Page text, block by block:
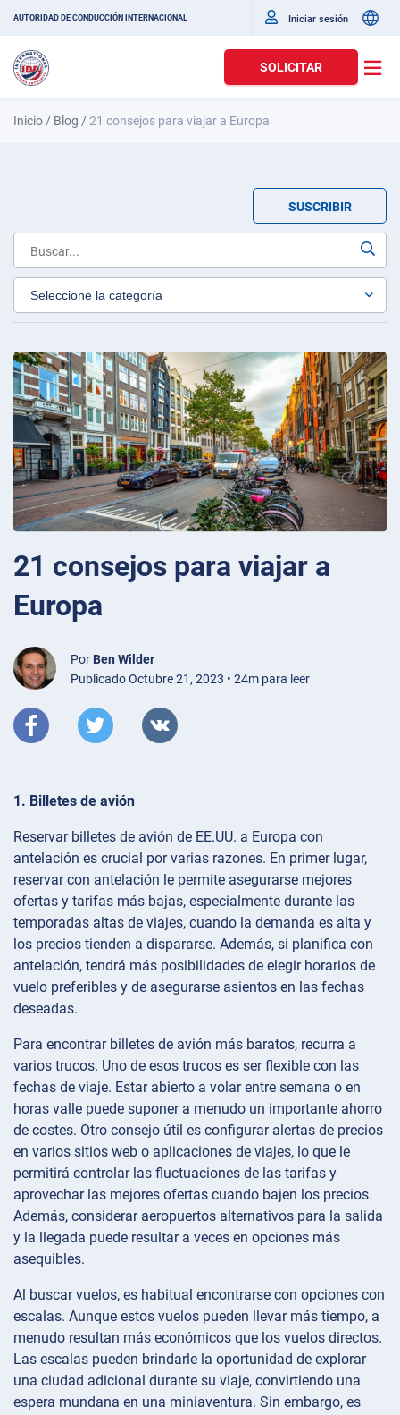
AUTORIDAD DE CONDUCCIÓN INTERNACIONAL Iniciar sesión
SOLICITAR
Inicio / Blog /21 consejos para viajar a Europa
SUSCRIBIR
21 consejos para viajar a
Europa
Por Ben Wilder
Publicado Octubre 21, 2023 • 24m para leer
1. Billetes de avión
Reservar billetes de avión de EE.UU. a Europa con
antelación es crucial por varias razones. En primer lugar,
reservar con antelación le permite asegurarse mejores
ofertas y tarifas más bajas, especialmente durante las
temporadas altas de viajes, cuando la demanda es alta y
los precios tienden a dispararse. Además, si planifica con
antelación, tendrá más posibilidades de elegir horarios de
vuelo preferibles y de asegurarse asientos en las fechas
deseadas.
Para encontrar billetes de avión más baratos, recurra a
varios trucos. Uno de esos trucos es ser flexible con las
fechas de viaje. Estar abierto a volar entre semana o en
horas valle puede suponer a menudo un importante ahorro
de costes. Otro consejo útil es configurar alertas de precios
en varios sitios web o aplicaciones de viajes, lo que le
permitirá controlar las fluctuaciones de las tarifas y
aprovechar las mejores ofertas cuando bajen los precios.
Además, considerar aeropuertos alternativos para la salida
y la llegada puede resultar a veces en opciones más
asequibles.
Al buscar vuelos, es habitual encontrarse con opciones con
escalas. Aunque estos vuelos pueden llevar más tiempo, a
menudo resultan más económicos que los vuelos directos.
Las escalas pueden brindarle la oportunidad de explorar
una ciudad adicional durante su viaje, convirtiendo una
espera mundana en una miniaventura. Sin embargo, es